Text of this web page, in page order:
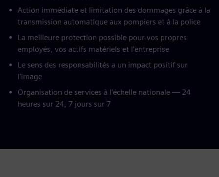
Action immédiate et limitation des dommages grâce à la
transmission automatique aux pompiers et à la police
La meilleure protection possible pour vos propres
employés, vos actifs matériels et l'entreprise
Le sens des responsabilités a un impact positif sur
l'image
Organisation de services à l'échelle nationale — 24
heures sur 24, 7 jours sur 7